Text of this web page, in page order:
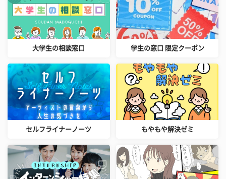
大学生の相談窓口 学生の窓口 限定クーポン
セルフライナーノーツ もやもや解決ゼミ